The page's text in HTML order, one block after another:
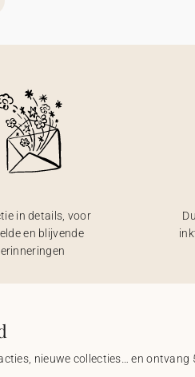
in details, voor
en blijvende
nieuwe collecties… en ontvang